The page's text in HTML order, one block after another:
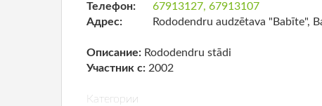
Телефон:
67913127, 67913107
Адрес:
Rododendru audzētava "Babīte",
Описание: Rododendru stādi
Участник с: 2002
Категории